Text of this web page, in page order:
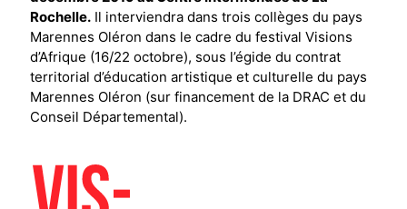
Rochelle. Il interviendra dans trois collèges du pays
Marennes Oléron dans le cadre du festival Visions
d’Afrique (16/22 octobre), sous l’égide du contrat
territorial d’éducation artistique et culturelle du pays
Marennes Oléron (sur financement de la DRAC et du
Conseil Départemental).